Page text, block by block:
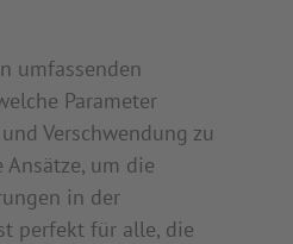
umfassenden
Parameter
Verschwendung zu
um die
in der
perfekt für alle, die